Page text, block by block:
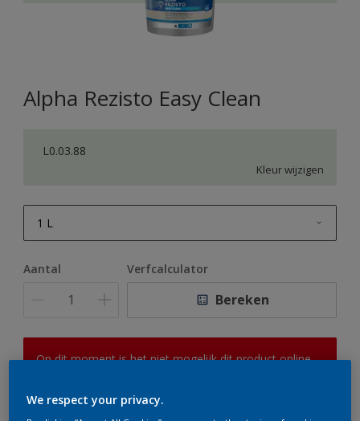
Alpha Rezisto Easy Clean
L0.03.88
Kleur wijzigen
1 L
10 L
Aantal Verfcalculator
Bereken
Op dit moment is het niet mogelijk dit product online
er hard aan om de voorraad aan te vullen.
We respect your privacy.